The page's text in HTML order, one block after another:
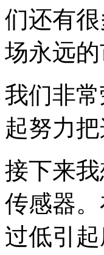
们还有
场永远的
我们非
起努力
接下来
传感器
过低引